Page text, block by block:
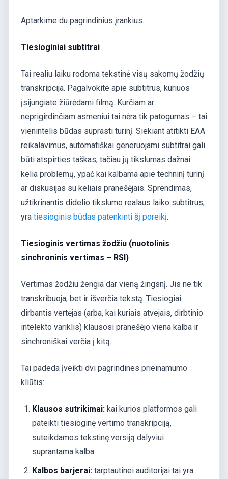
Aptarkime du pagrindinius įrankius.
Tiesioginiai subtitrai
Tai realiu laiku rodoma tekstinė visų sakomų žodžių
transkripcija. Pagalvokite apie subtitrus, kuriuos
įsijungiate žiūrėdami filmą. Kurčiam ar
neprigirdinčiam asmeniui tai nėra tik patogumas – tai
vienintelis būdas suprasti turinį. Siekiant atitikti EAA
reikalavimus, automatiškai generuojami subtitrai gali
būti atspirties taškas, tačiau jų tikslumas dažnai
kelia problemų, ypač kai kalbama apie techninį turinį
ar diskusijas su keliais pranešėjais. Sprendimas,
užtikrinantis didelio tikslumo realaus laiko subtitrus,
yra tiesioginis būdas patenkinti šį poreikį.
Tiesioginis vertimas žodžiu (nuotolinis
sinchroninis vertimas – RSI)
Vertimas žodžiu žengia dar vieną žingsnį. Jis ne tik
transkribuoja, bet ir išverčia tekstą. Tiesiogiai
dirbantis vertėjas (arba, kai kuriais atvejais, dirbtinio
intelekto variklis) klausosi pranešėjo viena kalba ir
sinchroniškai verčia į kitą.
Tai padeda įveikti dvi pagrindines prieinamumo
kliūtis:
Klausos sutrikimai: kai kurios platformos gali
pateikti tiesioginę vertimo transkripciją,
suteikdamos tekstinę versiją dalyviui
suprantama kalba.
Kalbos barjerai: tarptautinei auditorijai tai yra